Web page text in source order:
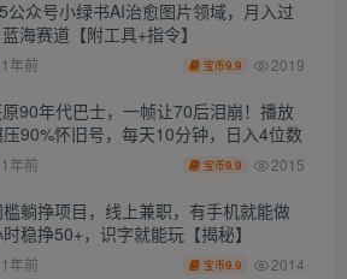
公众号小绿书AI治愈图片领域，月入过
海赛道【附工具+指令】
1年前 宝币9.9 2019
90年代巴士，一帧让70后泪崩！播放
压90%怀旧号，每天10分钟，日入4位数
1年前 宝币9.9 2015
槛躺挣项目，线上兼职，有手机就能做
稳挣50+，识字就能玩【揭秘】
1年前 宝币9.9 2014